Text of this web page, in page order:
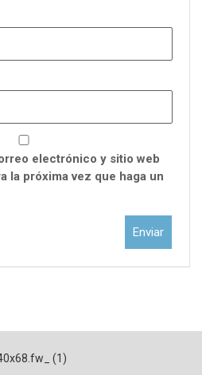
electrónico y sitio web
la próxima vez que haga un